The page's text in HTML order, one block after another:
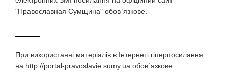
"Православная Сумщина" обов`язкове.
При використаннi матерiалiв в Iнтернетi гiперпосилання
на http://portal-pravoslavie.sumy.ua обов`язкове.